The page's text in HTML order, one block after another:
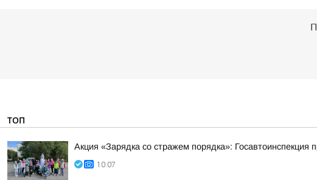
ТОП
Акция «Зарядка со стражем порядка»: Госавтоинспекция
10:07